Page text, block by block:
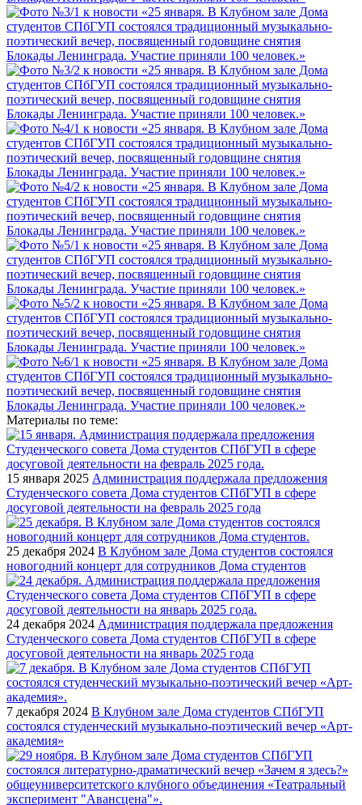
Материалы по теме:
15 января 2025 Администрация поддержала предложения
Студенческого совета Дома студентов СПбГУП в сфере
досуговой деятельности на февраль 2025 года
25 декабря 2024 В Клубном зале Дома студентов состоялся
новогодний концерт для сотрудников Дома студентов
24 декабря 2024 Администрация поддержала предложения
Студенческого совета Дома студентов СПбГУП в сфере
досуговой деятельности на январь 2025 года
7 декабря 2024 В Клубном зале Дома студентов СПбГУП
состоялся студенческий музыкально-поэтический вечер «Арт-
академия»